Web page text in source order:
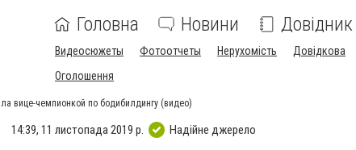
Головна Новини Довідник
Видеосюжеты Фотоотчеты Нерухомість Довідкова
Оголошення
вице-чемпионкой по бодибилдингу (видео)
14:39, 11 листопада 2019 р. Надійне джерело